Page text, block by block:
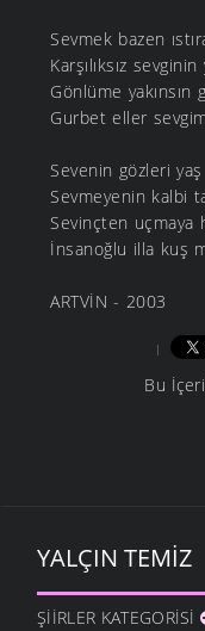
Sevmek bazen
Karşılıksız
Gönlüme yakınsın
Gurbet eller
Sevenin gözleri yaş
Sevmeyenin kalbi
Sevinçten uçmaya
İnsanoğlu illa kuş
ARTVİN - 2003
Bu
YALÇIN TEMIZ
ŞIIRLER KATEGORISI